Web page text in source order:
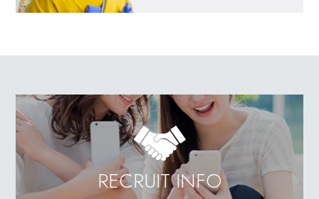
RECRUIT INFO